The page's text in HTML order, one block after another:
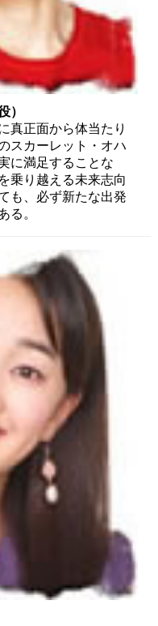
）
真正面から体当たり
スカーレット・オハ
に満足することな
乗り越える未来志向
も、必ず新たな出発
る。